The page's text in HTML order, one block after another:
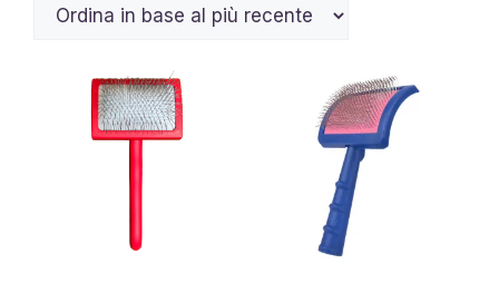
base
recente